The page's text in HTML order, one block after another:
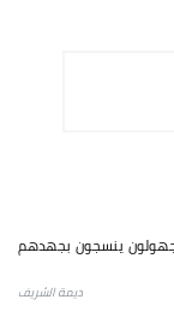
ينسجون بجهدهم
ديمة الشريف